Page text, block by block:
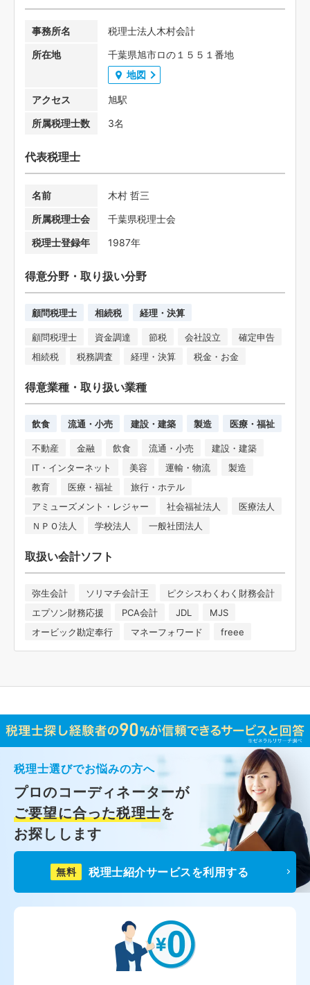
事務所名
税理士法人木村会計
所在地
千葉県旭市ロの１５５１番地
地図
アクセス
旭駅
所属税理士数
3名
代表税理士
名前
木村 哲三
所属税理士会
千葉県税理士会
税理士登録年
1987年
得意分野・取り扱い分野
顧問税理士 相続税 経理・決算
顧問税理士 資金調達 節税 会社設立
確定申告
相続税
税務調査 経理・決算 税金・お金
得意業種・取り扱い業種
飲食 流通・小売 建設・建築 製造 医療・福祉
不動産 金融 飲食 流通・小売
建設・建築
IT・インターネット
美容 運輸・物流
製造
教育
医療・福祉
旅行・ホテル
アミューズメント・レジャー
社会福祉法人
医療法人
ＮＰＯ法人
学校法人 一般社団法人
取扱い会計ソフト
弥生会計 ソリマチ会計王
ピクシスわくわく財務会計
エプソン財務応援
PCA会計 JDL
MJS
オービック勘定奉行
マネーフォワード freee
税理士選びでお悩みの方へ
プロのコーディネーターが
ご要望に合った税理士を
お探しします
無料 税理士紹介サービスを利用する